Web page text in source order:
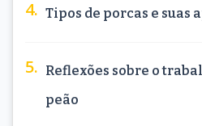
Tipos de porcas e suas
Reflexões sobre o
peão